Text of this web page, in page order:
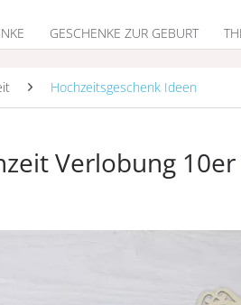
GESCHENKE ZUR GEBURT
Hochzeitsgeschenk Ideen
Verlobung